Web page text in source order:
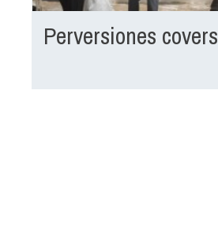
Perversiones covers